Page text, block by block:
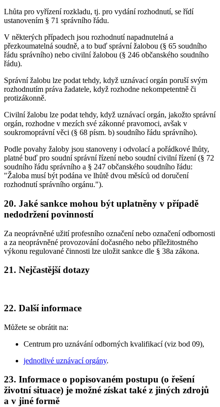
Lhůta pro vyřízení rozkladu, tj. pro vydání rozhodnutí, se řídí
ustanovením § 71 správního řádu.
V některých případech jsou rozhodnutí napadnutelná a
přezkoumatelná soudně, a to buď správní žalobou (§ 65 soudního
řádu správního) nebo civilní žalobou (§ 246 občanského soudního
řádu).
Správní žalobu lze podat tehdy, když uznávací orgán poruší svým
rozhodnutím práva žadatele, když rozhodne nekompetentně či
protizákonně.
Civilní žalobu lze podat tehdy, když uznávací orgán, jakožto správní
orgán, rozhodne v mezích své zákonné pravomoci, avšak v
soukromoprávní věci (§ 68 písm. b) soudního řádu správního).
Podle povahy žaloby jsou stanoveny i odvolací a pořádkové lhůty,
platné buď pro soudní správní řízení nebo soudní civilní řízení (§ 72
soudního řádu správního a § 247 občanského soudního řádu:
"Žaloba musí být podána ve lhůtě dvou měsíců od doručení
rozhodnutí správního orgánu.").
20. Jaké sankce mohou být uplatněny v případě
nedodržení povinností
Za neoprávněné užití profesního označení nebo označení odbornosti
a za neoprávněné provozování dočasného nebo příležitostného
výkonu regulované činnosti lze uložit sankce dle § 38a zákona.
21. Nejčastější dotazy
22. Další informace
Můžete se obrátit na:
Centrum pro uznávání odborných kvalifikací (viz bod 09),
jednotlivé uznávací orgány.
23. Informace o popisovaném postupu (o řešení
životní situace) je možné získat také z jiných zdrojů
a v jiné formě